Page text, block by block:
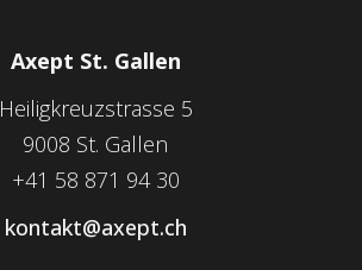
Axept St. Gallen
Heiligkreuzstrasse 5
9008 St. Gallen
+41 58 871 94 30
kontakt@axept.ch